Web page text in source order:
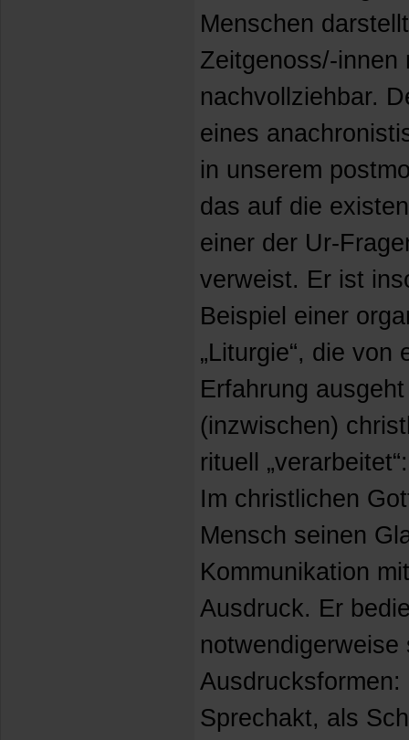
Menschen
Zeitgenoss/-innen
nachvollziehbar.
eines
in unserem
das auf die
einer der Ur-
verweist. Er ist
Beispiel einer
„Liturgie“, die von
Erfahrung
(inzwischen)
rituell
Im christlichen
Mensch seinen
Kommunikation
Ausdruck. Er
notwendigerweise
Sprechakt, als